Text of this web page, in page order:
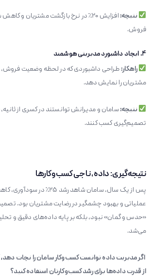
نتیجه:
افزایش ۲۰٪ در نرخ بازگشت مشتریان و
فروش.
۴. ایجاد داشبورد مدیریتی هوشمند
راهکار: طراحی داشبوردی که در لحظه وضعیت فروش،
مشتریان را نمایش دهد.
نتیجه: سامان و مدیرانش توانستند در کسری از
تصمیم‌گیری کسب کنند.
نتیجه‌گیری: داده، ناجی کسب‌وکارها
عملیاتی و بهبود چشمگیر در رضایت مشتریان بود.
«حدس و گمان» نبود، بلکه بر پایه داده‌های دقیق و
می‌شد.
اگر مدیریت داده توانست کسب‌وکار سامان را نجات دهد،
از قدرت داده‌ها برای رشد کسب‌وکارتان استفاده کنید؟